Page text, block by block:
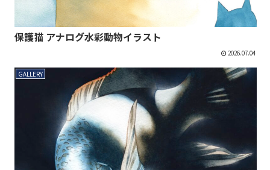
保護猫 アナログ水彩動物イラスト
2026.07.04
GALLERY